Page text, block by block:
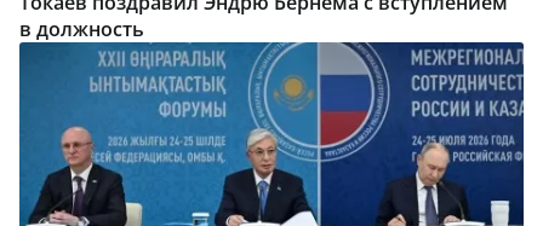
в должность